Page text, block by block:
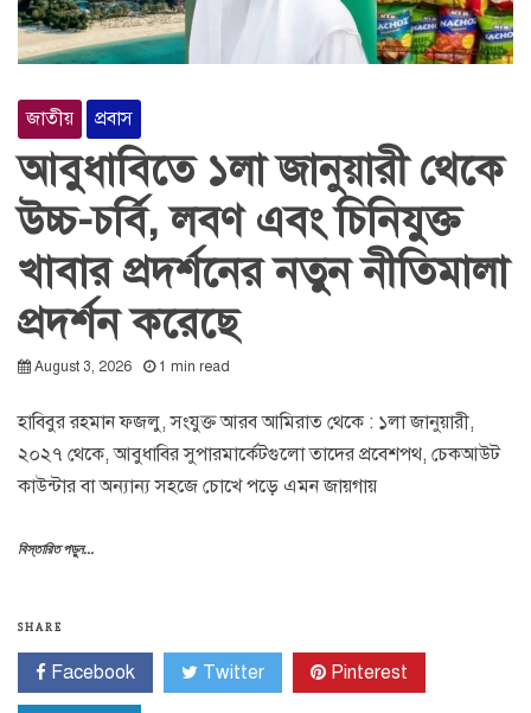
জাতীয় প্রবাস
আবুধাবিতে ১লা জানুয়ারী থেকে
উচ্চ-চর্বি, লবণ এবং চিনিযুক্ত
খাবার প্রদর্শনের নতুন নীতিমালা
প্রদর্শন করেছে
August 3, 2026 1 min read
হাবিবুর রহমান ফজলু, সংযুক্ত আরব আমিরাত থেকে : ১লা জানুয়ারী,
২০২৭ থেকে, আবুধাবির সুপারমার্কেটগুলো তাদের প্রবেশপথ, চেকআউট
কাউন্টার বা অন্যান্য সহজে চোখে পড়ে এমন জায়গায়
বিস্তারিত পড়ুন...
SHARE
Facebook Twitter Pinterest